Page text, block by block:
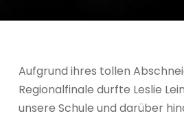
Aufgrund ihres tollen
Regionalfinale durfte Leslie
unsere Schule und darüber